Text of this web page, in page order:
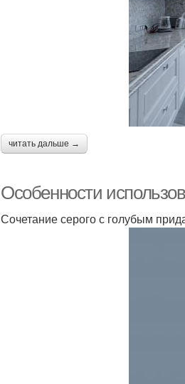
читать дальше →
Особенности
Сочетание серого с голубым